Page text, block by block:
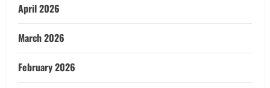
April 2026
March 2026
February 2026